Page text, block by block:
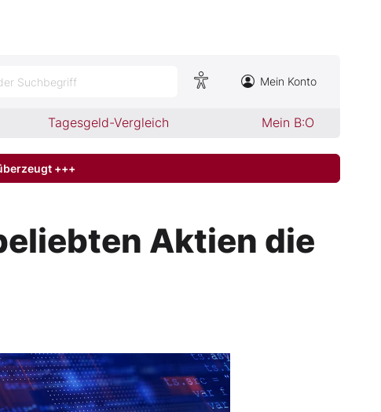
Suchbegriff Mein Konto
Tagesgeld-Vergleich Mein B:O
+++
Aktien die